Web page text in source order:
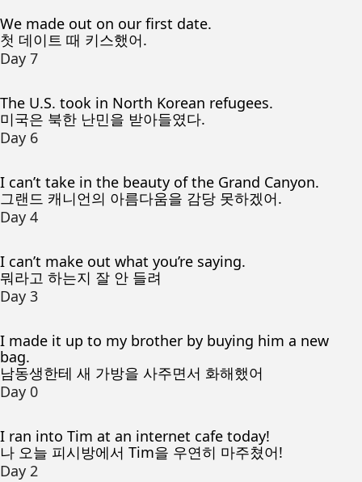
We made out on our first date.
첫 데이트 때 키스했어.
Day 7
The U.S. took in North Korean refugees.
미국은 북한 난민을 받아들였다.
Day 6
I can’t take in the beauty of the Grand Canyon.
그랜드 캐니언의 아름다움을 감당 못하겠어.
Day 4
I can’t make out what you’re saying.
뭐라고 하는지 잘 안 들려
Day 3
I made it up to my brother by buying him a new
bag.
남동생한테 새 가방을 사주면서 화해했어
Day 0
I ran into Tim at an internet cafe today!
나 오늘 피시방에서 Tim을 우연히 마주쳤어!
Day 2